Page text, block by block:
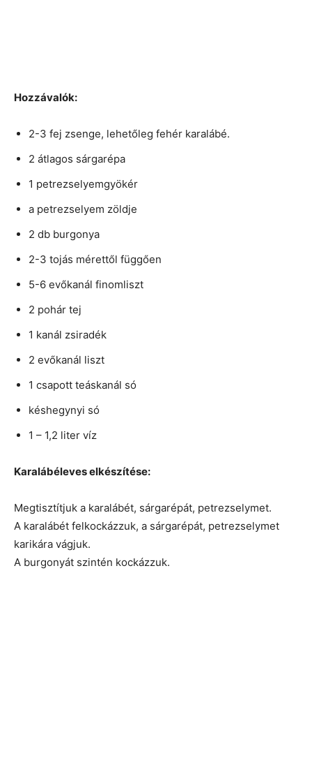
Hozzávalók:
2-3 fej zsenge, lehetőleg fehér karalábé.
2 átlagos sárgarépa
1 petrezselyemgyökér
a petrezselyem zöldje
2 db burgonya
2-3 tojás mérettől függően
5-6 evőkanál finomliszt
2 pohár tej
1 kanál zsiradék
2 evőkanál liszt
1 csapott teáskanál só
késhegynyi só
1 – 1,2 liter víz
Karalábéleves elkészítése:
Megtisztítjuk a karalábét, sárgarépát, petrezselymet.
A karalábét felkockázzuk, a sárgarépát, petrezselymet
karikára vágjuk.
A burgonyát szintén kockázzuk.